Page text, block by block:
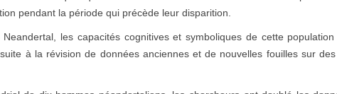
pendant la période qui précède leur disparition.
les capacités cognitives et symboliques de cette
à la révision de données anciennes et de nouvelles fouilles sur